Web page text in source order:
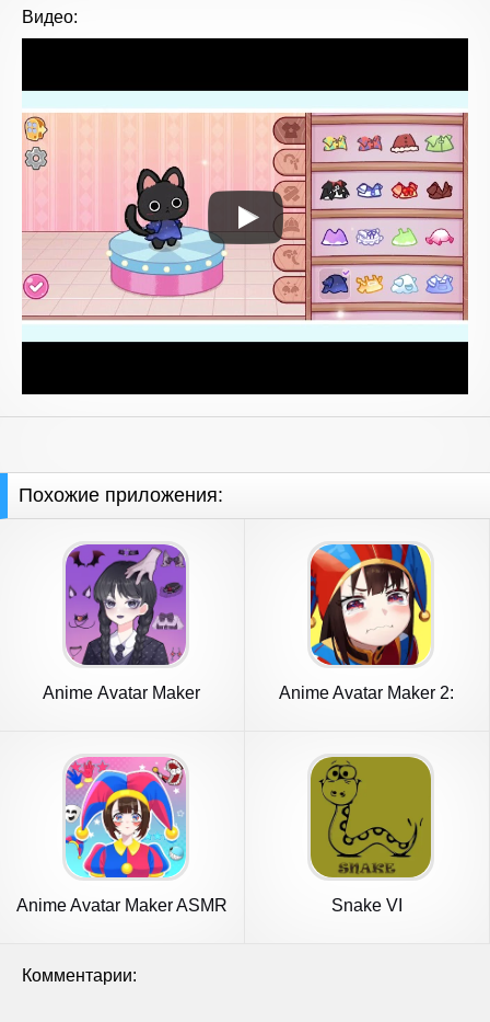
Видео:
Похожие приложения:
Anime Avatar Maker
Anime Avatar Maker 2:
Anime Avatar Maker ASMR Snake VI
Комментарии: